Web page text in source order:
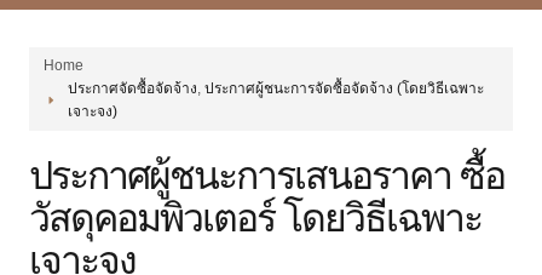
Home
ประกาศจัดซื้อจัดจ้าง, ประกาศผู้ชนะการจัดซื้อจัดจ้าง (โดยวิธีเฉพาะ
เจาะจง)
ประกาศผู้ชนะการเสนอราคา ซื้อ
วัสดุคอมพิวเตอร์ โดยวิธีเฉพาะ
เจาะจง